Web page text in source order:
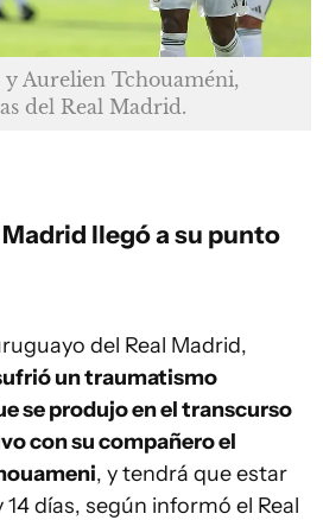
y Aurelien Tchouaméni,
del Real Madrid.
llegó a su punto
del Real Madrid,
un traumatismo
se produjo en el transcurso
con su compañero el
, y tendrá que estar
días, según informó el Real